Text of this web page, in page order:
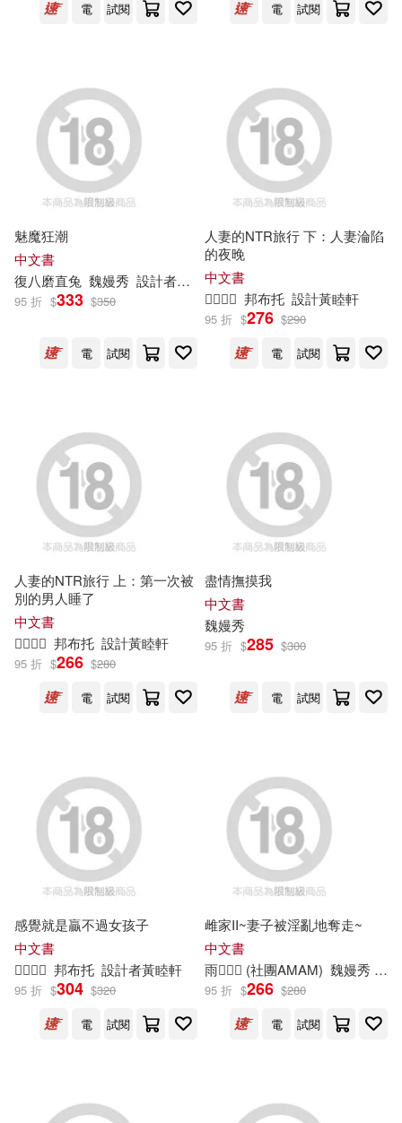
肯尼斯．葛拉罕(20)
蘿拉．英格斯．懷德(20)
路易斯．卡洛爾(20)
陳添壽(20)
JoyAsia喜樂亞股份有限公司(19)
希伯倫股份有限公司(19)
柯南．道爾(19) 黃美鳳(19)
奧斯卡．王爾德(18)
希伯崙股份有限公司(18)
林正義(18)
利曉文(17)
奧飛娛樂股份有限公司(17)
佚名(16)
廣州奧飛動漫文化股份有限公司(1
盧貞穎(16) 謝溪海(16)
八大電視股份有限公司(14)
石頭出版股份有限公司(31)
長鴻出版社(29)
南海出版公司(28)
外文出版社(28) 台灣角川(27)
小牛頓(27)
傑克商業自動化股份有限公司(26)
同濟大學出版社(23)
高等教育出版社(22)
中國金融出版社(21)
北京聯合出版公司(21)
品客國際股份有限公司(21)
河南科學技術出版社(19)
阿思克愛科學有限公司(19)
和誼創新股份有限公司(17)
安徽少年兒童出版社(17)
電 試閱 電 試閱
魅魔狂潮
中文書
復八磨直兔 魏嫚秀 設計者林志鴻
95 折 $333 $350
電 試閱
人妻的NTR旅行 下：人妻淪陷
的夜晚
中文書
 邦布托 設計黃睦軒
95 折 $276 $290
電
試閱
人妻的NTR旅行 上：第一次被
別的男人睡了
中文書
 邦布托 設計黃睦軒
95 折 $266 $280
電
試閱
盡情撫摸我
中文書
魏嫚秀
95 折 $285 $300
電 試閱
感覺就是贏不過女孩子
中文書
 邦布托 設計者黃睦軒
95 折 $304 $320
電
試閱
雌家II~妻子被淫亂地奪走~
中文書
雨 (社團AMAM) 魏嫚秀 設
95 折 $266 $280
電
試閱